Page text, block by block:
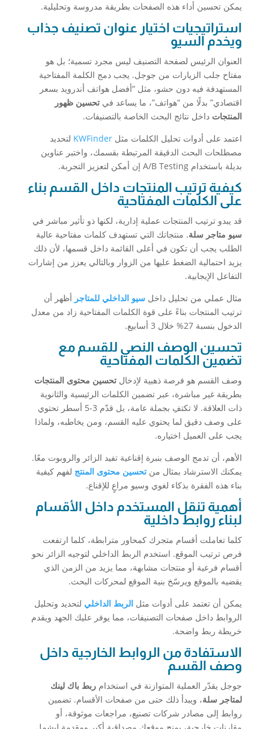
يمكن تحسين أداء هذه الصفحات بطريقة مدروسة وتحليلية.
استراتيجيات اختيار عنوان تصنيف جذاب
ويخدم السيو
العنوان الرئيس لصفحة التصنيف ليس مجرد تسمية؛ بل هو
مفتاح جلب الزيارات من جوجل. يجب دمج الكلمة المفتاحية
المستهدفة فيه دون حشو، مثل “أفضل هواتف أندرويد بسعر
اقتصادي” بدلًا من “هواتف”، ما يساعد في تحسين ظهور
المنتجات داخل نتائج البحث الخاصة بالتصنيفات.
اعتمد على أدوات تحليل الكلمات مثل KWFinder لتحديد
مصطلحات البحث الدقيقة المرتبطة بقسمك، واختبر عناوين
بديلة باستخدام A/B Testing إن أمكن لتعزيز التجربة.
كيفية ترتيب المنتجات داخل القسم بناء
على الكلمات المفتاحية
قد يبدو ترتيب المنتجات عملية إدارية، لكنها ذو تأثير مباشر في
سيو متاجر سلة. منتجاتك التي تستهدف كلمات مفتاحية عالية
الطلب يجب أن تكون في أعلى القائمة داخل قسمها، لأن ذلك
يزيد احتمالية الضغط عليها من الزوار وبالتالي يعزز من إشارات
التفاعل الإيجابية.
مثال عملي من تحليل داخل سيو الداخلي للمتاجر أظهر أن
ترتيب المنتجات بناءً على قوة الكلمات المفتاحية زاد من معدل
الدخول بنسبة 27% خلال 3 أسابيع.
تحسين الوصف النصي للقسم مع
تضمين الكلمات المفتاحية
وصف القسم هو فرصة ذهبية لإدخال تحسين محتوى المنتجات
بطريقة غير مباشرة، عبر تضمين الكلمات الرئيسية والثانوية
ذات العلاقة. لا تكتفِ بجملة عامة، بل قدّم 3-5 أسطر تحتوي
على وصف دقيق لما يحتوي عليه القسم، ومن يخاطبه، ولماذا
يجب على العميل اختياره.
الأهم، أن تدمج الوصف بنبرة إقناعية تفيد الزائر والروبوت معًا.
يمكنك الاسترشاد بمثال من تحسين محتوى المنتج لفهم كيفية
بناء هذه الفقرة بذكاء لغوي وسيو مراعٍ للإقناع.
أهمية تنقل المستخدم داخل الأقسام
لبناء روابط داخلية
كلما تعاملت أقسام متجرك كمحاور مترابطة، كلما ارتفعت
فرص ترتيب الموقع. استخدم الربط الداخلي لتوجيه الزائر نحو
أقسام فرعية أو منتجات مشابهة، مما يزيد من الزمن الذي
يقضيه بالموقع ويرسّخ بنية الموقع لمحركات البحث.
يمكن أن تعتمد على أدوات مثل الربط الداخلي لتحديد وتحليل
الروابط داخل صفحات التصنيفات، مما يوفر عليك الجهد ويقدم
خريطة ربط واضحة.
الاستفادة من الروابط الخارجية داخل
وصف القسم
جوجل يقدّر العملية المتوازنة في استخدام ربط باك لينك
لمتاجر سلة، ويبدأ ذلك حتى من صفحات الأقسام. تضمين
روابط إلى مصادر شركات تصنيع، مراجعات موثوقة، أو